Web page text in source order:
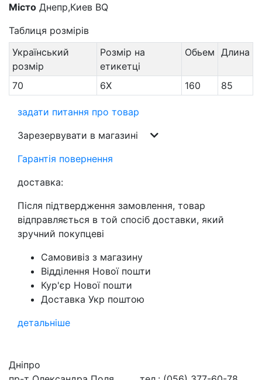
Місто Днепр,Киев BQ
Таблиця розмірів
Український
розмір
Розмір на
етикетці
Обьем Длина
70 6X 160 85
задати питання про товар
Зарезервувати в магазині
Гарантія повернення
доставка:
Після підтвердження замовлення, товар
відправляється в той спосіб доставки, який
зручний покупцеві
Самовивіз з магазину
Відділення Нової пошти
Кур'єр Нової пошти
Доставка Укр поштою
детальніше
Дніпро